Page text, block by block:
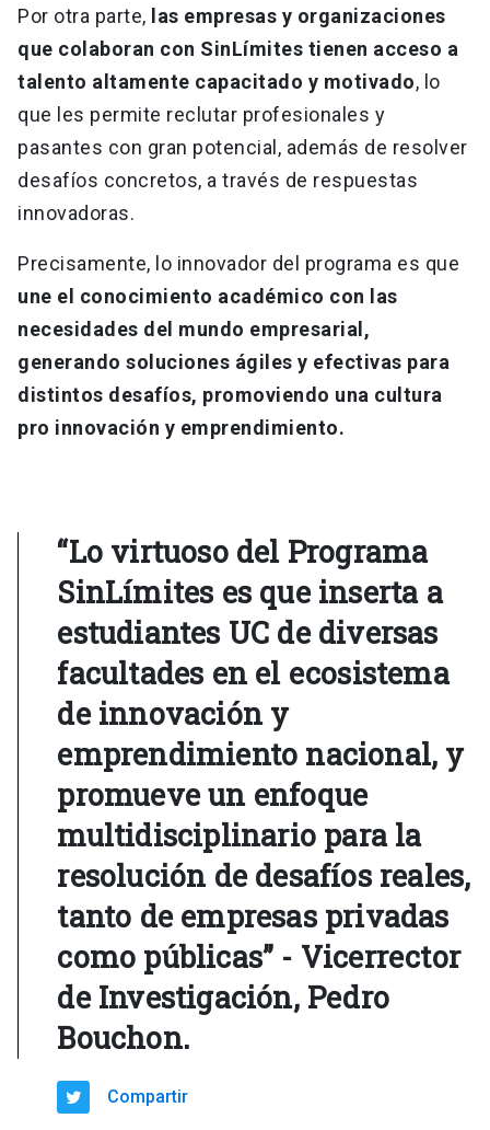
Por otra parte, las empresas y organizaciones
que colaboran con SinLímites tienen acceso a
talento altamente capacitado y motivado, lo
que les permite reclutar profesionales y
pasantes con gran potencial, además de resolver
desafíos concretos, a través de respuestas
innovadoras.
Precisamente, lo innovador del programa es que
une el conocimiento académico con las
necesidades del mundo empresarial,
generando soluciones ágiles y efectivas para
distintos desafíos, promoviendo una cultura
pro innovación y emprendimiento.
“Lo virtuoso del Programa
SinLímites es que inserta a
estudiantes UC de diversas
facultades en el ecosistema
de innovación y
emprendimiento nacional, y
promueve un enfoque
multidisciplinario para la
resolución de desafíos reales,
tanto de empresas privadas
como públicas” - Vicerrector
de Investigación, Pedro
Bouchon.
Compartir